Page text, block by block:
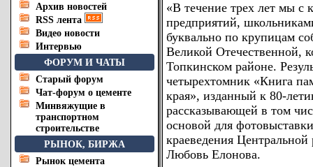
Архив новостей
RSS лента
Видео новости
Интервью
ФОРУМ И ЧАТЫ
Старый форум
Чат-форум о цементе
Минвяжущие в
транспортном
строительстве
РЫНОК, БИРЖА
Рынок цемента
«В течение трех лет мы с
предприятий,
буквально по крупицам
Великой Отечественной,
Топкинском районе.
четырехтомник «Книга
края», изданный к 80-
рассказывающей в том
основой для
краеведения
Любовь Елонова.